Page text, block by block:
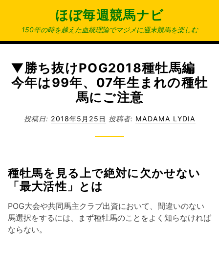
ン
ほぼ毎週競馬ナビ
150年の時を越えた血統理論でマジメに週末競馬を楽しむ
▼勝ち抜けPOG2018種牡馬編
今年は99年、07年生まれの種牡
馬にご注意
投稿日: 2018年5月25日 投稿者: MADAMA LYDIA
種牡馬を見る上で絶対に欠かせない
「最大活性」とは
POG大会や共同馬主クラブ出資において、間違いのない
馬選択をするには、まず種牡馬のことをよく知らなければ
ならない。